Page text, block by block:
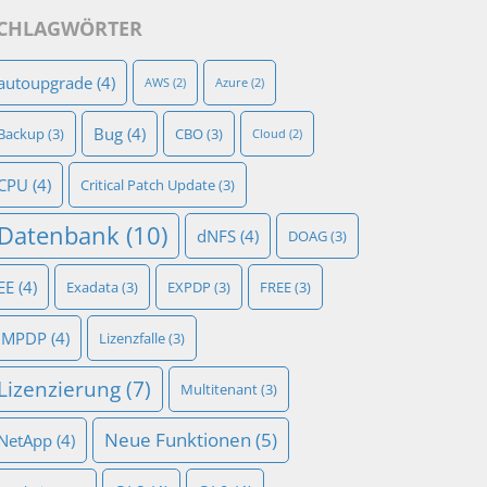
(4) AWS (2) Azure (2)
(3) Bug (4) CBO(3) Cloud (2)
(4) Critical Patch Update(3)
(10) dNFS (4) DOAG(3)
(4) Exadata(3) EXPDP (3) FREE(3)
(4) Lizenzfalle(3)
(7) Multitenant(3)
(4) Neue Funktionen (5)